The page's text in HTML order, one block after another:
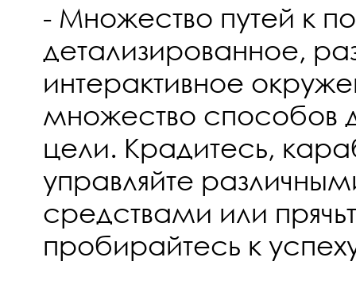
- Множество путей к
детализированное,
интерактивное
множество способов
цели. Крадитесь,
управляйте
средствами или
пробирайтесь к